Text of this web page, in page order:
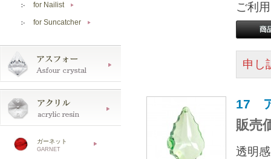
for Nailist ▶
for Suncatcher ▶
ガーネット
GARNET
ご利
申し
17
販売
透明